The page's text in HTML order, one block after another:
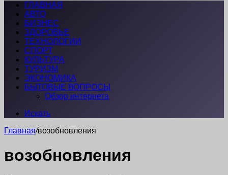
ГЛАВНАЯ
АВТО
БИЗНЕС
ЗДОРОВЬЕ
ТЕХНОЛОГИИ
СПОРТ
КУЛЬТУРА
ТУРИЗМ
ЭКОНОМИКА
БЫТОВЫЕ ВОПРОСЫ
Обзор интернета
Искать
Главная/возобновления
возобновления